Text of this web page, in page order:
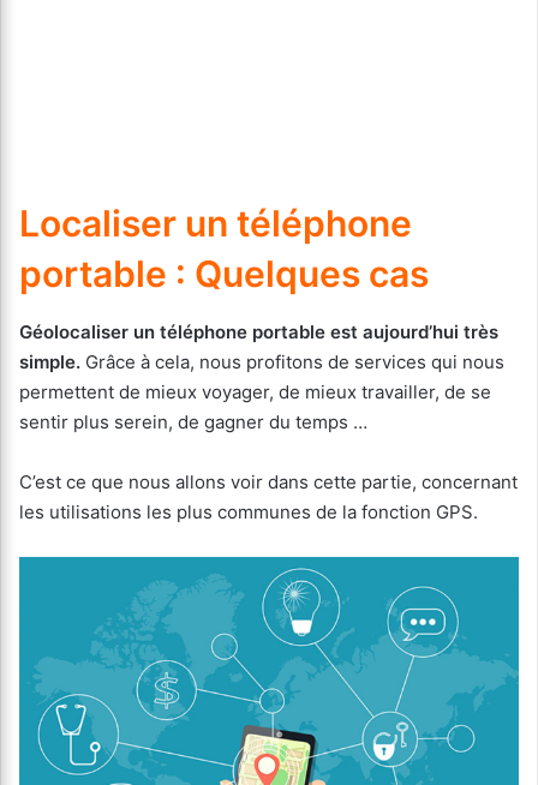
Localiser un téléphone
portable : Quelques cas
Géolocaliser un téléphone portable est aujourd’hui très
simple. Grâce à cela, nous profitons de services qui nous
permettent de mieux voyager, de mieux travailler, de se
sentir plus serein, de gagner du temps …
C’est ce que nous allons voir dans cette partie, concernant
les utilisations les plus communes de la fonction GPS.